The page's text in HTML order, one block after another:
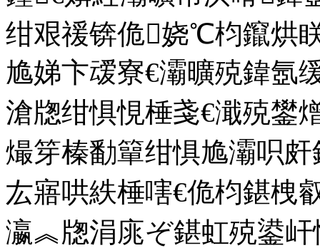
绀艰禐锛佹娆℃枃鑹烘
尯娣卞叆寮€灞曠殑鍏氬
滄牎绀惧悓棰戔€濈殑鐢
熶笌榛勫簞绀惧尯灞呮
厷寤哄紩棰嗐€佹枃鍖栧
瀛︽牎涓庣ぞ鍖虹殑鍙